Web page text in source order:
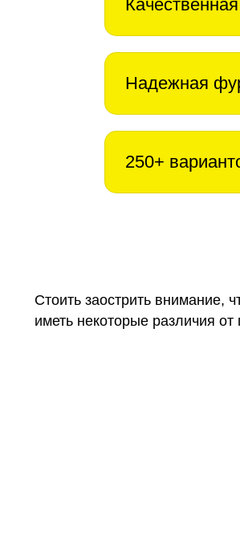
Надежная
250+
Стоить заострить внимание,
иметь некоторые различия